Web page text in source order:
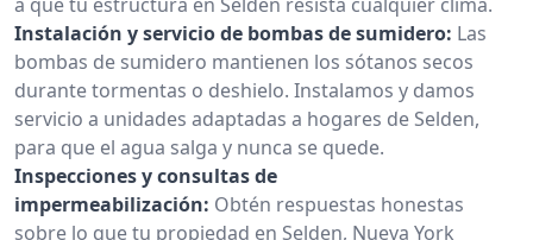
Instalación y servicio de bombas de sumidero: Las
bombas de sumidero mantienen los sótanos secos
durante tormentas o deshielo. Instalamos y damos
servicio a unidades adaptadas a hogares de Selden,
para que el agua salga y nunca se quede.
Inspecciones y consultas de
impermeabilización: Obtén respuestas honestas
sobre lo que tu propiedad en Selden, Nueva York